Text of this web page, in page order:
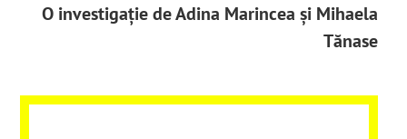
O investigație de Adina Marincea și Mihaela
Tănase